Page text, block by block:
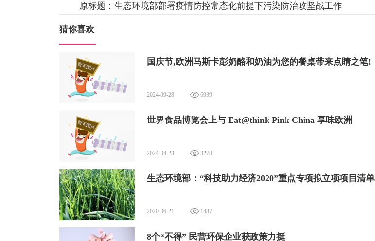
原标题：生态环境部部署疫情防控常态化前提下污染防治攻坚战工作
猜你喜欢
国庆节,欧洲马斯卡彭奶酪和奶油为您的餐桌带来点睛之笔!
2024-09-28 6939
世界食品博览会上与 Eat@think Pink China 享味欧洲
2024-04-23 3278
生态环境部：“科技助力经济2020”重点专项拟立项项目清单
2020-06-21 1487
8个“不得” 民营环保企业获政策力挺